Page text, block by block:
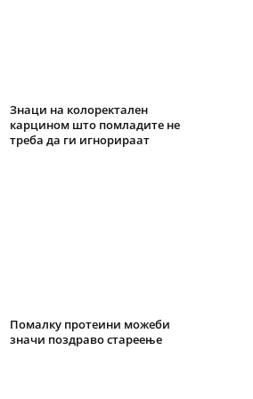
Знаци на колоректален
карцином што помладите не
треба да ги игнорираат
Помалку протеини можеби
значи поздраво стареење